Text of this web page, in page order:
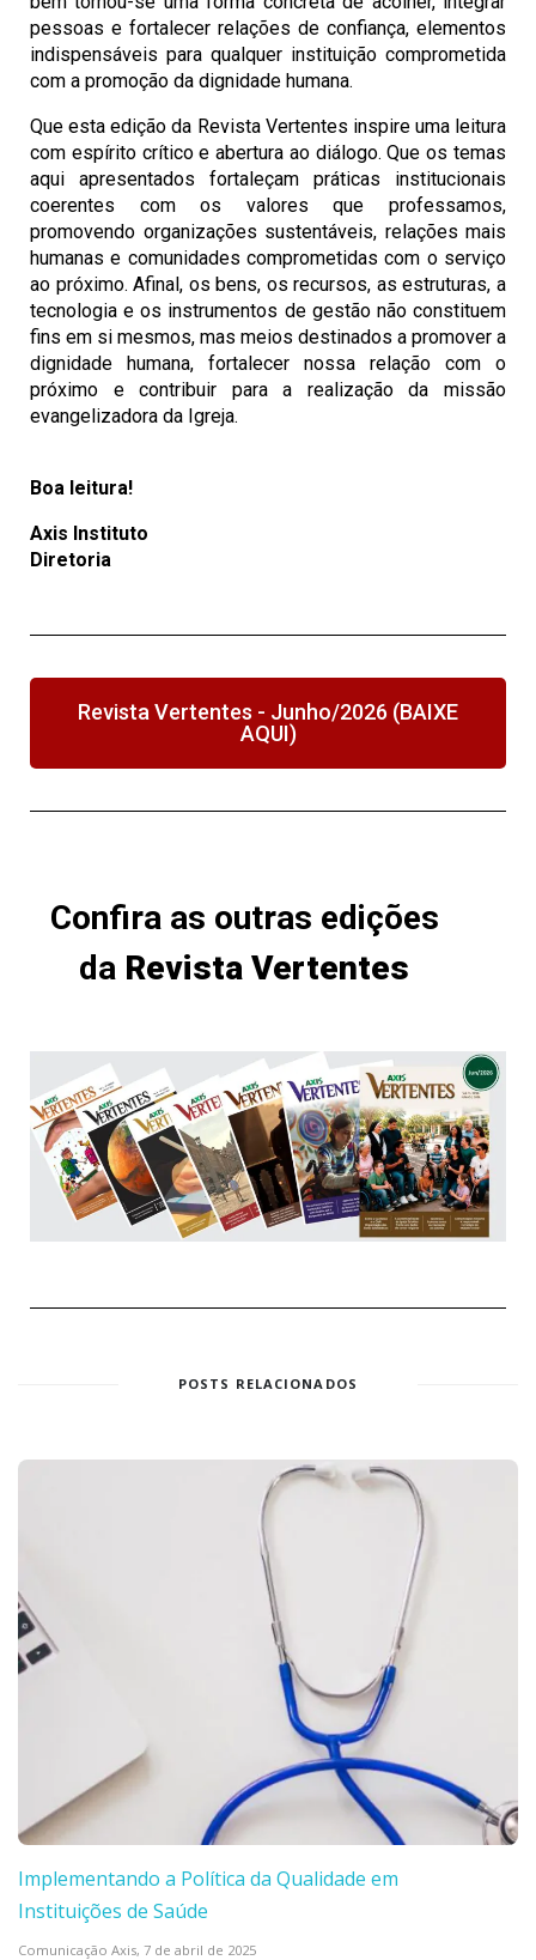
pessoas e fortalecer relações de confiança, elementos
indispensáveis para qualquer instituição comprometida
com a promoção da dignidade humana.
Que esta edição da Revista Vertentes inspire uma leitura
com espírito crítico e abertura ao diálogo. Que os temas
aqui apresentados fortaleçam práticas institucionais
coerentes com os valores que professamos,
promovendo organizações sustentáveis, relações mais
humanas e comunidades comprometidas com o serviço
ao próximo. Afinal, os bens, os recursos, as estruturas, a
tecnologia e os instrumentos de gestão não constituem
fins em si mesmos, mas meios destinados a promover a
dignidade humana, fortalecer nossa relação com o
próximo e contribuir para a realização da missão
evangelizadora da Igreja.
Boa leitura!
Axis Instituto
Diretoria
Revista Vertentes - Junho/2026 (BAIXE
AQUI)
Confira as outras edições
da Revista Vertentes
POSTS RELACIONADOS
Implementando a Política da Qualidade em
Instituições de Saúde
Comunicação Axis, 7 de abril de 2025